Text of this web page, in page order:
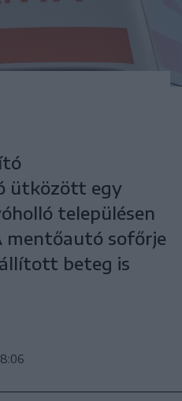
ütközött egy
településen
mentőautó sofőrje
beteg is